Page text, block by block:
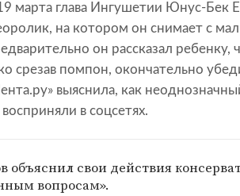
марта глава Ингушетии Юнус-Бек
на котором он снимает с
он рассказал ребенку,
срезав помпон, окончательно
выяснила, как
в соцсетях.
объяснил свои действия
вопросам».